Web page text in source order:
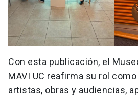
Con esta publicación, el
MAVI UC reafirma su rol
artistas, obras y audiencias,